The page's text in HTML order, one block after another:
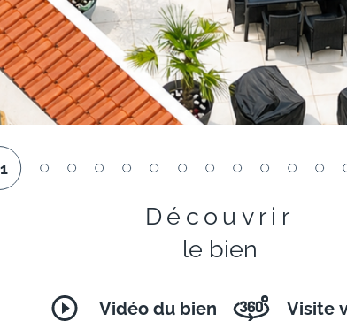
Découvrir
le bien
Vidéo du bien Visite